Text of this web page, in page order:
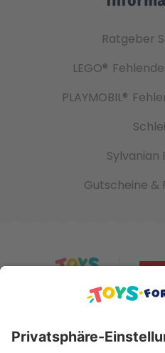
Ratgeber
LEGO®
PLAYMOBIL®
Sylvanian
Gutscheine &
Sicher